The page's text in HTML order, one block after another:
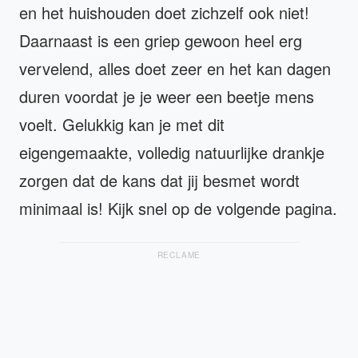
en het huishouden doet zichzelf ook niet!
Daarnaast is een griep gewoon heel erg
vervelend, alles doet zeer en het kan dagen
duren voordat je je weer een beetje mens
voelt. Gelukkig kan je met dit
eigengemaakte, volledig natuurlijke drankje
zorgen dat de kans dat jij besmet wordt
minimaal is! Kijk snel op de volgende pagina.
RECLAME